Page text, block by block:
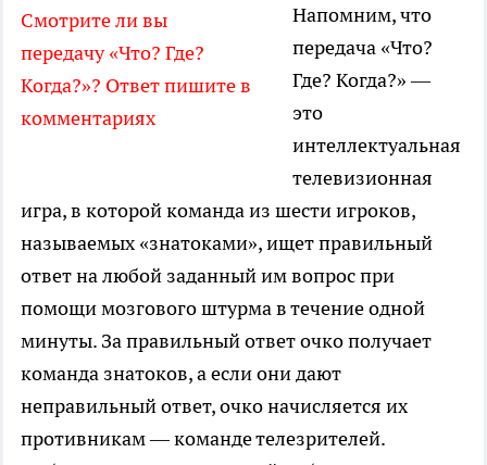
Смотрите ли вы
передачу «Что? Где?
Когда?»? Ответ пишите в
комментариях
Напомним, что
передача «Что?
Где? Когда?» —
это
интеллектуальная
телевизионная
игра, в которой команда из шести игроков,
называемых «знатоками», ищет правильный
ответ на любой заданный им вопрос при
помощи мозгового штурма в течение одной
минуты. За правильный ответ очко получает
команда знатоков, а если они дают
неправильный ответ, очко начисляется их
противникам — команде телезрителей.